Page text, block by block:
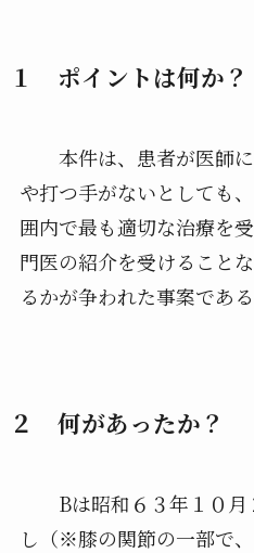
１ ポイントは何か？
本件は、患者が医師に
や打つ手がないとしても
囲内で最も適切な治療を
門医の紹介を受けること
るかが争われた事案である
２ 何があったか？
Bは昭和６３年１０月
し（※膝の関節の一部で